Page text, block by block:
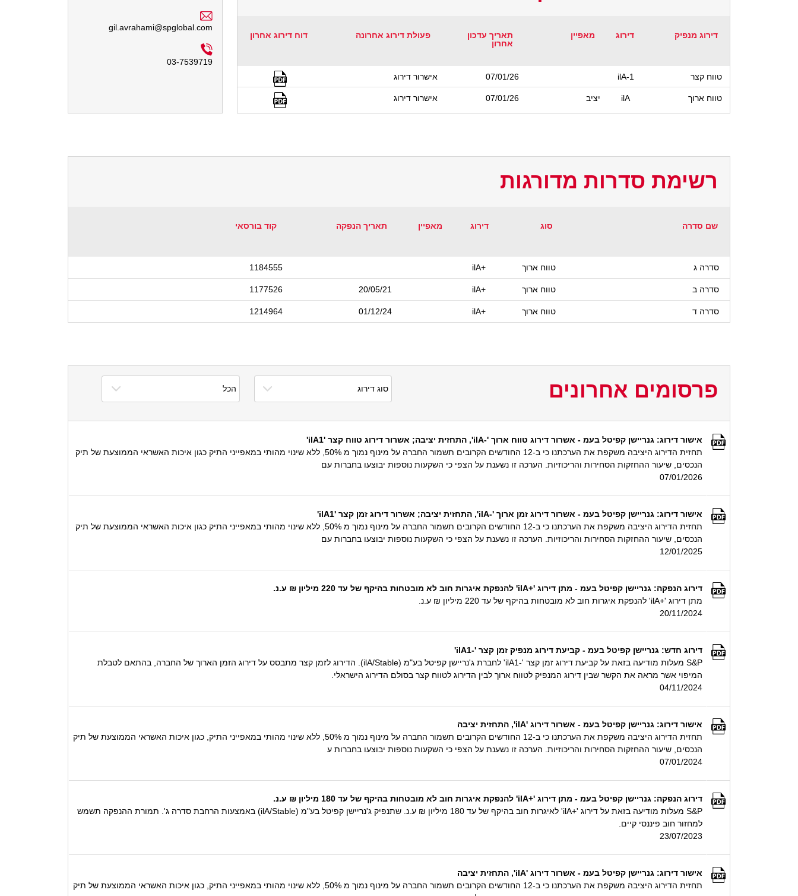
דירוג מנפיק דירוג מאפיין
תאריך עדכון
אחרון
פעולת דירוג אחרונה דוח דירוג אחרון
טווח קצר ilA-1
07/01/26 אישרור דירוג
טווח ארוך ilA יציב 07/01/26 אישרור דירוג
gil.avrahami@spglobal.com
03-7539719
רשימת סדרות מדורגות
שם סדרה סוג דירוג מאפיין תאריך הנפקה קוד בורסאי
סדרה ג טווח ארוך ilA+
1184555
סדרה ב טווח ארוך ilA+
20/05/21
1177526
סדרה ד טווח ארוך ilA+
01/12/24
1214964
פרסומים אחרונים
אישור דירוג: גנריישן קפיטל בעמ - אשרור דירוג טווח ארוך '-ilA', התחזית יציבה; אשרור דירוג טווח קצר 'ilA1'
תחזית הדירוג היציבה משקפת את הערכתנו כי ב-12 החודשים הקרובים תשמור החברה על מינוף נמוך מ 50%, ללא שינוי מהותי במאפייני התיק כגון איכות האשראי הממוצעת של תיק
הנכסים, שיעור ההחזקות הסחירות והריכוזיות. הערכה זו נשענת על הצפי כי השקעות נוספות יבוצעו בחברות עם
07/01/2026
אישור דירוג: גנריישן קפיטל בעמ - אשרור דירוג זמן ארוך '-ilA', התחזית יציבה; אשרור דירוג זמן קצר 'ilA1'
תחזית הדירוג היציבה משקפת את הערכתנו כי ב-12 החודשים הקרובים תשמור החברה על מינוף נמוך מ 50%, ללא שינוי מהותי במאפייני התיק כגון איכות האשראי הממוצעת של תיק
הנכסים, שיעור ההחזקות הסחירות והריכוזיות. הערכה זו נשענת על הצפי כי השקעות נוספות יבוצעו בחברות עם
12/01/2025
דירוג הנפקה: גנריישן קפיטל בעמ - מתן דירוג '+ilA' להנפקת איגרות חוב לא מובטחות בהיקף של עד 220 מיליון ₪ ע.נ.
מתן דירוג '+ilA' להנפקת איגרות חוב לא מובטחות בהיקף של עד 220 מיליון ₪ ע.נ.
20/11/2024
דירוג חדש: גנריישן קפיטל בעמ - קביעת דירוג מנפיק זמן קצר '-ilA1'
S&P מעלות מודיעה בזאת על קביעת דירוג זמן קצר '-ilA1' לחברת ג'נריישן קפיטל בע"מ (ilA/Stable). הדירוג לזמן קצר מתבסס על דירוג הזמן הארוך של החברה, בהתאם לטבלת
המיפוי אשר מראה את הקשר שבין דירוג המנפיק לטווח ארוך לבין הדירוג לטווח קצר בסולם הדירוג הישראלי.
04/11/2024
אישור דירוג: גנריישן קפיטל בעמ - אשרור דירוג 'ilA', התחזית יציבה
תחזית הדירוג היציבה משקפת את הערכתנו כי ב-12 החודשים הקרובים תשמור החברה על מינוף נמוך מ 50%, ללא שינוי מהותי במאפייני התיק, כגון איכות האשראי הממוצעת של תיק
הנכסים, שיעור ההחזקות הסחירות והריכוזיות. הערכה זו נשענת על הצפי כי השקעות נוספות יבוצעו בחברות ע
07/01/2024
דירוג הנפקה: גנריישן קפיטל בעמ - מתן דירוג '+ilA' להנפקת איגרות חוב לא מובטחות בהיקף של עד 180 מיליון ₪ ע.נ.
S&P מעלות מודיעה בזאת על דירוג '+ilA' לאיגרות חוב בהיקף של עד 180 מיליון ₪ ע.נ. שתנפיק ג'נריישן קפיטל בע"מ (ilA/Stable) באמצעות הרחבת סדרה ג'. תמורת ההנפקה תשמש
למחזור חוב פיננסי קיים.
23/07/2023
אישור דירוג: גנריישן קפיטל בעמ - אשרור דירוג 'ilA', התחזית יציבה
תחזית הדירוג היציבה משקפת את הערכתנו כי ב-12 החודשים הקרובים תשמור החברה על מינוף נמוך מ 50%, ללא שינוי מהותי במאפייני התיק, כגון איכות האשראי הממוצעת של תיק